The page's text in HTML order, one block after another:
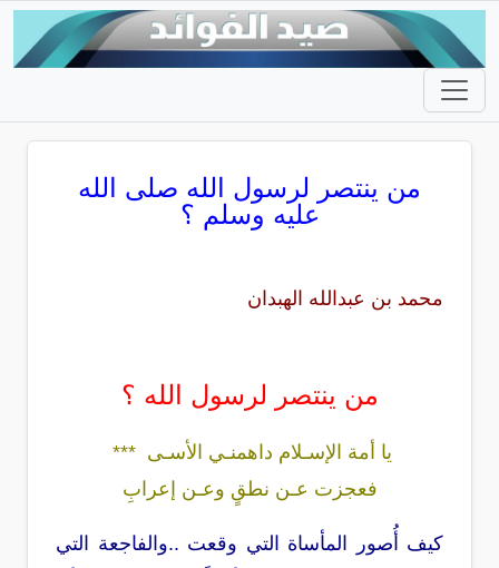
من ينتصر لرسول الله صلى الله
عليه وسلم ؟
محمد بن عبدالله الهبدان
من ينتصر لرسول الله ؟
يا أمة الإسـلام داهمنـي الأسـى ***
فعجزت عـن نطقٍ وعـن إعرابِ
كيف أُصور المأساة التي وقعت ..والفاجعة التي